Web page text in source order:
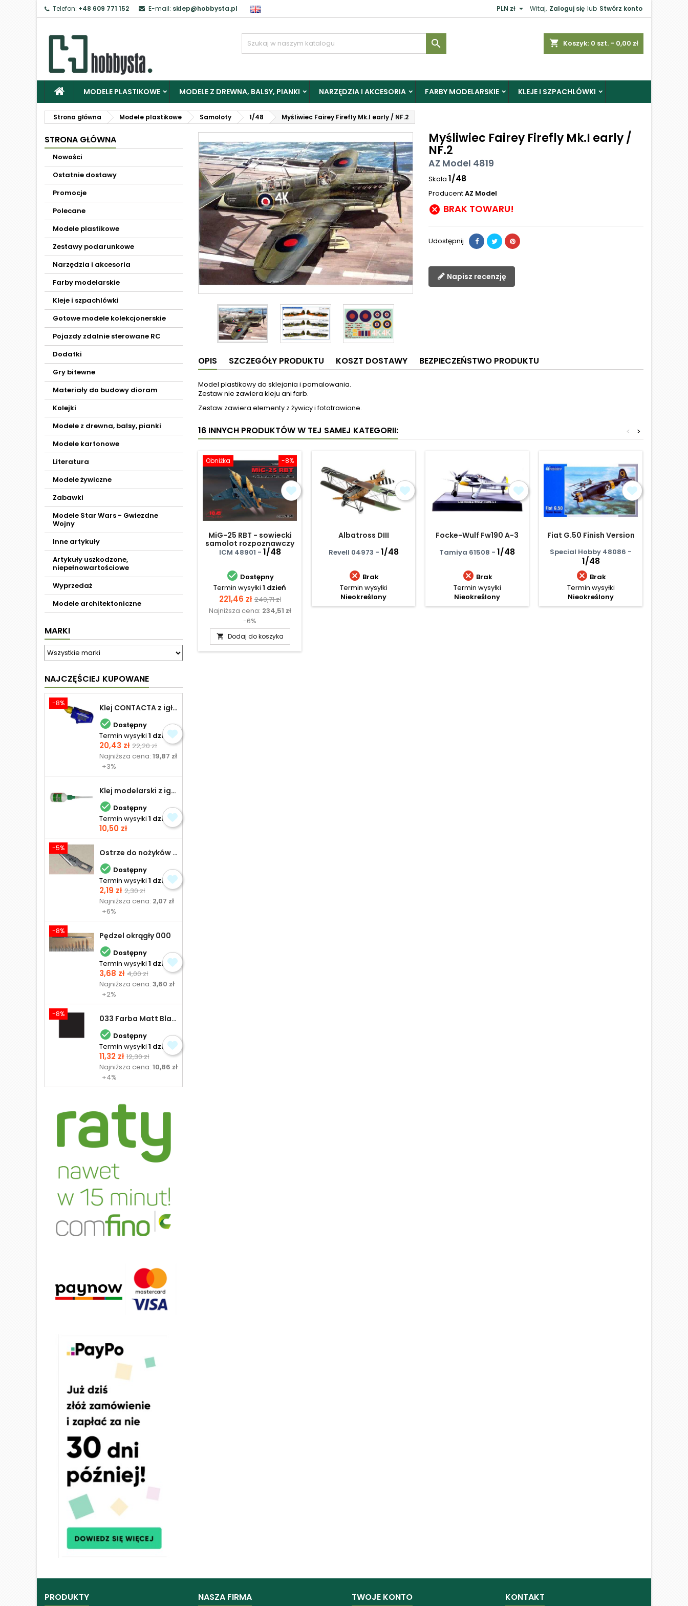
Telefon: +48 609 771 152 E-mail: sklep@hobbysta.pl Witaj, Zaloguj się lub Stwórz konto
PLN zł 
shopping_cart Koszyk: 0 szt. - 0,00 zł

MODELE PLASTIKOWE MODELE Z DREWNA, BALSY, PIANKI NARZĘDZIA I AKCESORIA FARBY MODELARSKIE KLEJE I SZPACHLÓWKI
Strona główna Modele plastikowe Samoloty 1/48 Myśliwiec Fairey Firefly Mk.I early / NF.2
STRONA GŁÓWNA
Nowości
Ostatnie dostawy
Promocje
Polecane
Modele plastikowe
Zestawy podarunkowe
Narzędzia i akcesoria
Farby modelarskie
Kleje i szpachlówki
Gotowe modele kolekcjonerskie
Pojazdy zdalnie sterowane RC
Dodatki
Gry bitewne
Materiały do budowy dioram
Kolejki
Modele z drewna, balsy, pianki
Modele kartonowe
Literatura
Modele żywiczne
Zabawki
Modele Star Wars - Gwiezdne
Wojny
Inne artykuły
Artykuły uszkodzone,
niepełnowartościowe
Wyprzedaż
Modele architektoniczne
MARKI
NAJCZĘŚCIEJ KUPOWANE
-8% Klej CONTACTA z igłą do plastiku 25,0 g
 Dostępny
Termin wysyłki 1 dzień
Cena
20,43 zł Cena
podstawowa
22,20 zł
Najniższa cena:19,87 zł
+3%
Klej modelarski z igłą 30 ml
 Dostępny
Termin wysyłki 1 dzień
Cena
10,50 zł
-5% Ostrze do nożyków Excel
 Dostępny
Termin wysyłki 1 dzień
Cena
2,19 zł Cena
podstawowa
2,30 zł
Najniższa cena: 2,07 zł
+6%
-8% Pędzel okrągły 000
 Dostępny
Termin wysyłki 1 dzień
Cena
3,68 zł Cena
podstawowa
4,00 zł
Najniższa cena:3,60 zł
+2%
-8% 033 Farba Matt Black - olejna
 Dostępny
Termin wysyłki 1 dzień
Cena
11,32 zł Cena
podstawowa
12,30 zł
Najniższa cena:10,86 zł
+4%
Myśliwiec Fairey Firefly Mk.I early /
NF.2
AZ Model 4819
Skala 1/48
ProducentAZ Model
 BRAK TOWARU!
Udostępnij
Napisz recenzję
OPIS SZCZEGÓŁY PRODUKTU KOSZT DOSTAWY BEZPIECZEŃSTWO PRODUKTU
Model plastikowy do sklejania i pomalowania.
Zestaw nie zawiera kleju ani farb.
Zestaw zawiera elementy z żywicy i fototrawione.
16 INNYCH PRODUKTÓW W TEJ SAMEJ KATEGORII: >
<
-8%
Obniżka
MiG-25 RBT - sowiecki
samolot rozpoznawczy
ICM 48901 - 1/48
 Dostępny
Termin wysyłki 1 dzień
Cena
221,46 zł Cena
podstawowa
240,71 zł
Najniższa cena: 234,51 zł
-6%
 Dodaj do koszyka
Albatross DIII
Revell 04973 - 1/48
 Brak
Termin wysyłki
Nieokreślony
Focke-Wulf Fw190 A-3
Tamiya 61508 - 1/48
 Brak
Termin wysyłki
Nieokreślony
Fiat G.50 Finish Version
Special Hobby 48086 -
1/48
 Brak
Termin wysyłki
Nieokreślony
PRODUKTY NASZA FIRMA TWOJE KONTO KONTAKT